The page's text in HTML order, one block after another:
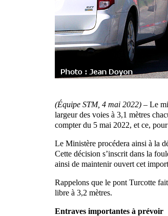
(Équipe STM, 4 mai 2022) – Le
largeur des voies à 3,1 mètres
compter du 5 mai 2022, et ce,
Le Ministère procédera ainsi à la
Cette décision s’inscrit dans la
ainsi de maintenir ouvert cet
Rappelons que le pont Turcotte
libre à 3,2 mètres.
Entraves importantes à prévoir